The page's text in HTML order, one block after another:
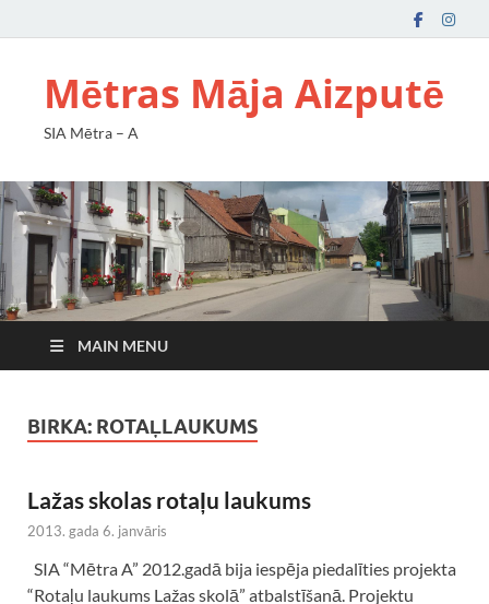
Mētras Māja Aizputē
SIA Mētra – A
MAIN MENU
BIRKA: ROTAĻLAUKUMS
Lažas skolas rotaļu laukums
2013. gada 6. janvāris
SIA “Mētra A” 2012.gadā bija iespēja piedalīties projekta
“Rotaļu laukums Lažas skolā” atbalstīšanā. Projektu